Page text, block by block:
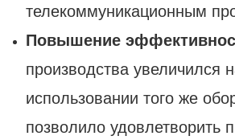
телекоммуникационным
Повышение
производства увеличился
использовании того же
позволило удовлетворить